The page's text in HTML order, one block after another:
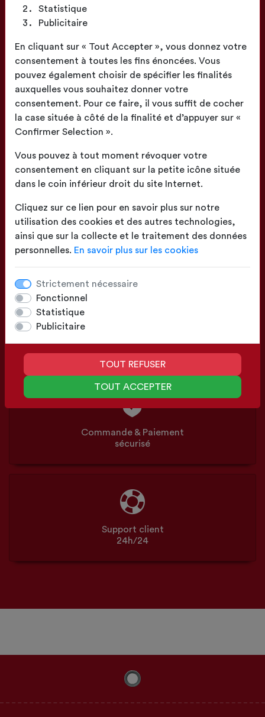
Statistique
Publicitaire
En cliquant sur « Tout Accepter », vous donnez votre
consentement à toutes les fins énoncées. Vous
pouvez également choisir de spécifier les finalités
auxquelles vous souhaitez donner votre
consentement. Pour ce faire, il vous suffit de cocher
la case située à côté de la finalité et d’appuyer sur «
Confirmer Selection ».
Vous pouvez à tout moment révoquer votre
consentement en cliquant sur la petite icône située
dans le coin inférieur droit du site Internet.
Cliquez sur ce lien pour en savoir plus sur notre
utilisation des cookies et des autres technologies,
ainsi que sur la collecte et le traitement des données
personnelles. En savoir plus sur les cookies
Strictement nécessaire
Fonctionnel
Statistique
Publicitaire
TOUT REFUSER
TOUT ACCEPTER
Fabrication
Française
proche de chez vous
Livraison
sur toute la France
Sur mesure ou Standards
Commande & Paiement
sécurisé
Support client
24h/24